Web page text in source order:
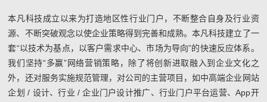
本凡科技成立以来为打造地区性行业门户，不断整合自身及行业资
源、不断突破观念以使企业策略得到完善和成熟。本凡科技建立了一
套“以技术为基点，以客户需求中心、市场为导向”的快速反应体系。
我们坚持“多赢”网络营销策略，除了将创新进取融入到企业文化之
外，还对服务实施规范管理，对公司的主营项目，如中高端企业网站
企划 / 设计、行业 / 企业门户设计推广、行业门户平台运营、App开